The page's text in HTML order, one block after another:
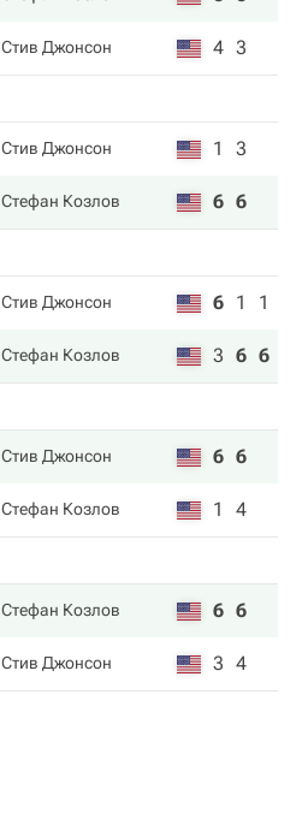
Стив Джонсон 4 3
Стив Джонсон 1 3
Стефан Козлов 6 6
Стив Джонсон 6 1 1
Стефан Козлов 3 6 6
Стив Джонсон 6 6
Стефан Козлов 1 4
Стефан Козлов 6 6
Стив Джонсон 3 4